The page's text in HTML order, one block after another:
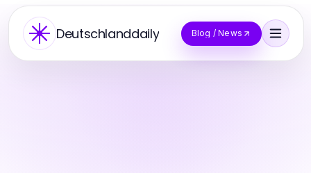
Deutschlanddaily Blog / News